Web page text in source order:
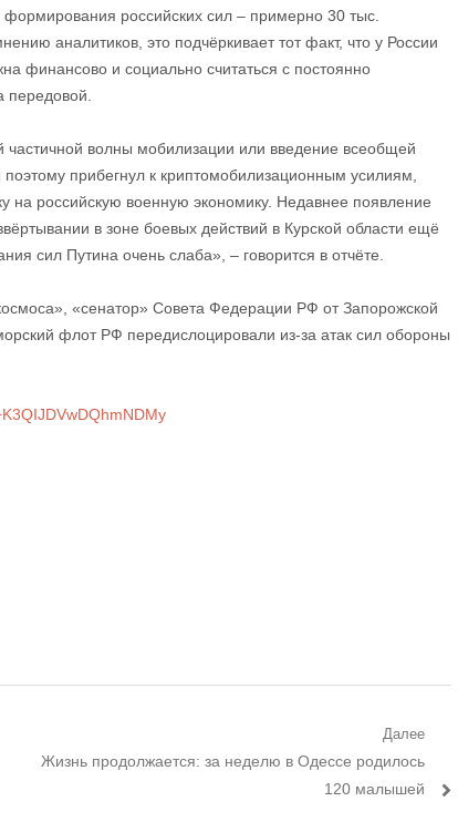
российских сил – примерно 30 тыс.
аналитиков, это подчёркивает тот факт, что у России
финансово и социально считаться с постоянно
передовой.
частичной волны мобилизации или введение всеобщей
прибегнул к криптомобилизационным усилиям,
на российскую военную экономику. Недавнее появление
в зоне боевых действий в Курской области ещё
сил Путина очень слаба», – говорится в отчёте.
«сенатор» Совета Федерации РФ от Запорожской
флот РФ передислоцировали из-за атак сил обороны
Далее
Следующий
Жизнь продолжается: за неделю в Одессе родилось
120 малышей